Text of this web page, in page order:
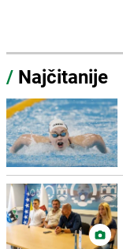
/ Najčitanije